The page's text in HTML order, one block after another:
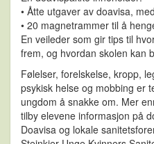
• Åtte utgaver av doavisa,
• 20 magnetrammer til å
En veileder som gir tips til
frem, og hvordan skolen kan
Følelser, forelskelse, kropp,
psykisk helse og mobbing er
ungdom å snakke om. Mer
tilby elevene informasjon på
Doavisa og lokale